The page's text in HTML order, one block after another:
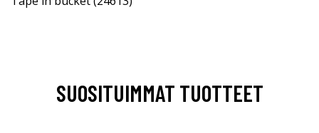
SUOSITUIMMAT TUOTTEET